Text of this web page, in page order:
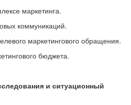
маркетинга.
коммуникаций.
маркетингового обращения.
бюджета.
и ситуационный